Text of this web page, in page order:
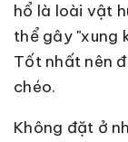
hổ là loài vật
thể gây "xung
Tốt nhất nên
chéo.
Không đặt ở